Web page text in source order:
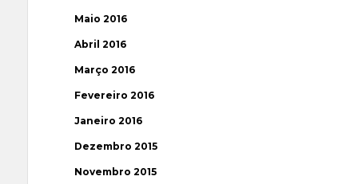
Maio 2016
Abril 2016
Março 2016
Fevereiro 2016
Janeiro 2016
Dezembro 2015
Novembro 2015